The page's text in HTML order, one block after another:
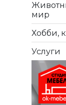
мир
Хобби,
Услуги